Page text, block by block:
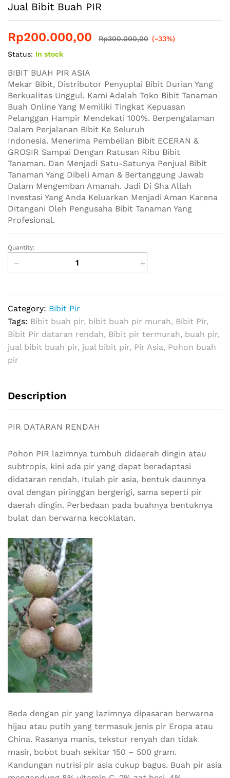
Jual Bibit Buah PIR
Rp200.000,00 Rp300.000,00 (-33%)
Status: In stock
BIBIT BUAH PIR ASIA
Mekar Bibit, Distributor Penyuplai Bibit Durian Yang
Berkualitas Unggul. Kami Adalah Toko Bibit Tanaman
Buah Online Yang Memiliki Tingkat Kepuasan
Pelanggan Hampir Mendekati 100%. Berpengalaman
Dalam Perjalanan Bibit Ke Seluruh
Indonesia. Menerima Pembelian Bibit ECERAN &
GROSIR Sampai Dengan Ratusan Ribu Bibit
Tanaman. Dan Menjadi Satu-Satunya Penjual Bibit
Tanaman Yang Dibeli Aman & Bertanggung Jawab
Dalam Mengemban Amanah. Jadi Di Sha Allah
Investasi Yang Anda Keluarkan Menjadi Aman Karena
Ditangani Oleh Pengusaha Bibit Tanaman Yang
Profesional.
Jual
Bibit
Buah
Quantity:
Category: Bibit Pir
Tags: Bibit buah pir, bibit buah pir murah, Bibit Pir,
Bibit Pir dataran rendah, Bibit pir termurah, buah pir,
jual bibit buah pir, jual bibit pir, Pir Asia, Pohon buah
pir
Description
PIR DATARAN RENDAH
Pohon PIR lazimnya tumbuh didaerah dingin atau
subtropis, kini ada pir yang dapat beradaptasi
didataran rendah. Itulah pir asia, bentuk daunnya
oval dengan piringgan bergerigi, sama seperti pir
daerah dingin. Perbedaan pada buahnya bentuknya
bulat dan berwarna kecoklatan.
Beda dengan pir yang lazimnya dipasaran berwarna
hijau atau putih yang termasuk jenis pir Eropa atau
China. Rasanya manis, tekstur renyah dan tidak
masir, bobot buah sekitar 150 – 500 gram.
Kandungan nutrisi pir asia cukup bagus. Buah pir asia